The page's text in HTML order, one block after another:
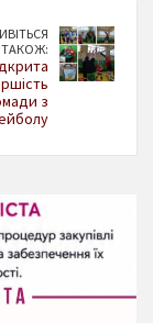
ТАКОЖ:
з